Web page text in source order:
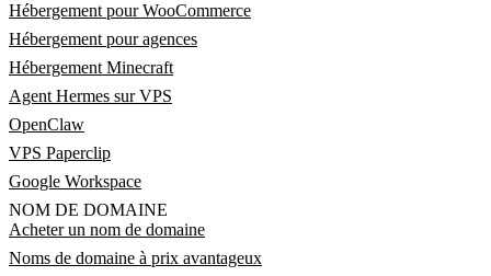
Hébergement pour WooCommerce
Hébergement pour agences
Hébergement Minecraft
Agent Hermes sur VPS
OpenClaw
VPS Paperclip
Google Workspace
NOM DE DOMAINE
Acheter un nom de domaine
Noms de domaine à prix avantageux